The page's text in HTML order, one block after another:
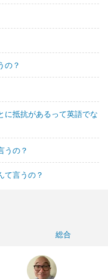
の？
に抵抗があるって英語でな
うの？
て言うの？
総合